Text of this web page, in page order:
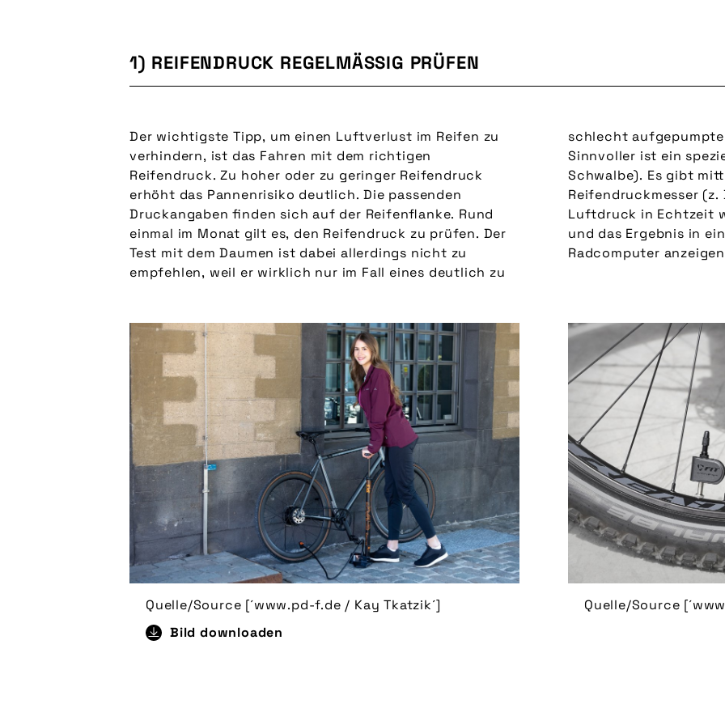
1) REIFENDRUCK REGELMÄSSIG PRÜFEN
Der wichtigste Tipp, um einen Luftverlust im Reifen zu
verhindern, ist das Fahren mit dem richtigen
Reifendruck. Zu hoher oder zu geringer Reifendruck
erhöht das Pannenrisiko deutlich. Die passenden
Druckangaben finden sich auf der Reifenflanke. Rund
einmal im Monat gilt es, den Reifendruck zu prüfen. Der
Test mit dem Daumen ist dabei allerdings nicht zu
empfehlen, weil er wirklich nur im Fall eines deutlich zu
schlecht aufgepumpten Reifens Erkenntnisse liefert.
Sinnvoller ist ein spezieller Reifendruckmesser (z. B. von
Schwalbe). Es gibt mittlerweile auch digitale
Reifendruckmesser (z. B. von SKS Germany), die den
Luftdruck in Echtzeit während der Fahrt messen können
und das Ergebnis in einer App oder auf einem
Radcomputer
Quelle/Source [´www.pd-f.de / Kay Tkatzik´]
Bild downloaden
Quelle/Source